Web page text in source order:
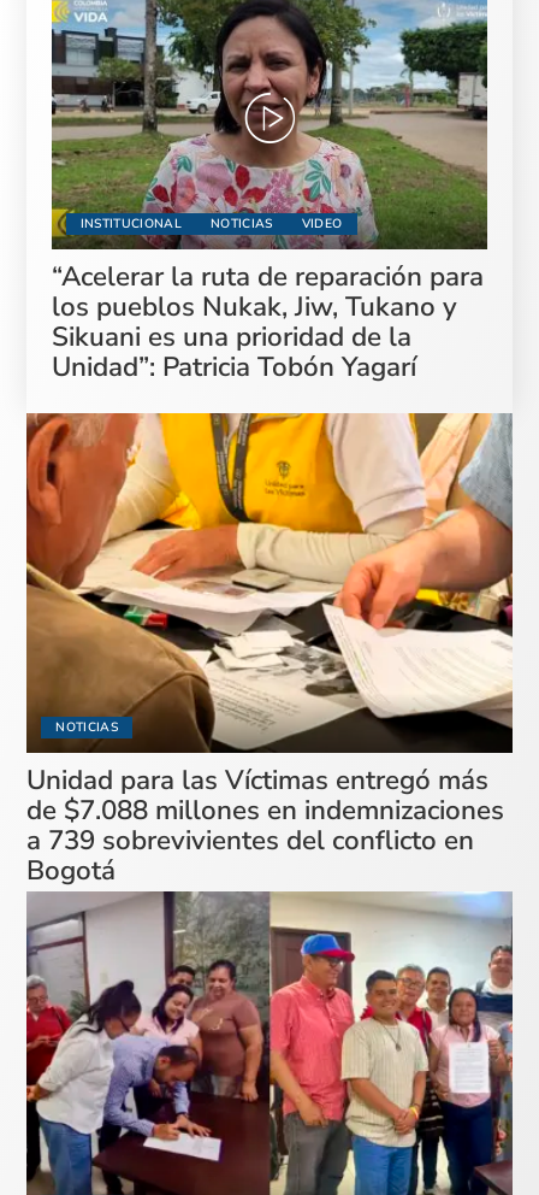
INSTITUCIONAL NOTICIAS VIDEO
“Acelerar la ruta de reparación para
los pueblos Nukak, Jiw, Tukano y
Sikuani es una prioridad de la
Unidad”: Patricia Tobón Yagarí
NOTICIAS
Unidad para las Víctimas entregó más
de $7.088 millones en indemnizaciones
a 739 sobrevivientes del conflicto en
Bogotá